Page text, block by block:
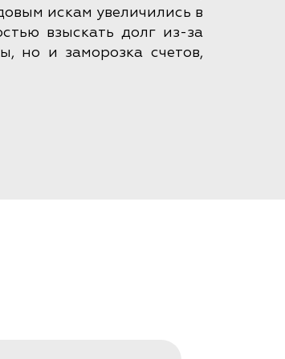
искам увеличились в
взыскать долг из-за
но и заморозка счетов,
ГК РФ было внесено более